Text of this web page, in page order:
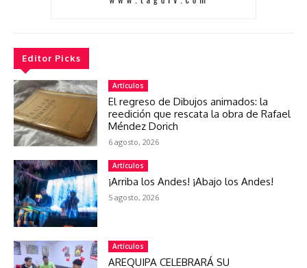
Editor Picks
Artículos
El regreso de Dibujos animados: la
reedición que rescata la obra de Rafael
Méndez Dorich
6 agosto, 2026
Artículos
¡Arriba los Andes! ¡Abajo los Andes!
5 agosto, 2026
Artículos
AREQUIPA CELEBRARÁ SU